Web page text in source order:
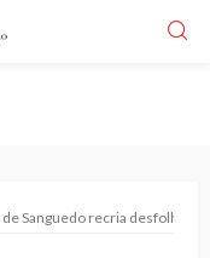
de Sanguedo recria desfolhada